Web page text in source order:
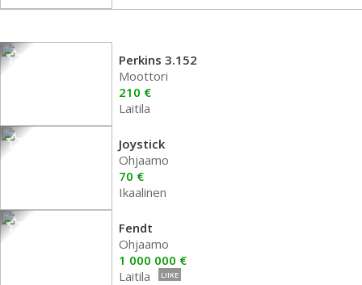
Perkins 3.152
Moottori
210 €
Laitila
Joystick
Ohjaamo
70 €
Ikaalinen
Fendt
Ohjaamo
1 000 000 €
Laitila
LIIKE